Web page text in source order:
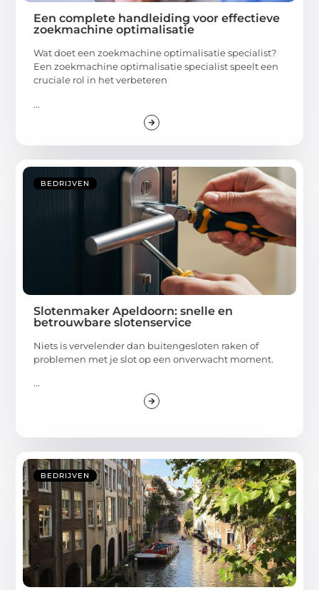
Een complete handleiding voor effectieve
zoekmachine optimalisatie
Wat doet een zoekmachine optimalisatie specialist?
Een zoekmachine optimalisatie specialist speelt een
cruciale rol in het verbeteren
...
BEDRIJVEN
Slotenmaker Apeldoorn: snelle en
betrouwbare slotenservice
Niets is vervelender dan buitengesloten raken of
problemen met je slot op een onverwacht moment.
...
BEDRIJVEN